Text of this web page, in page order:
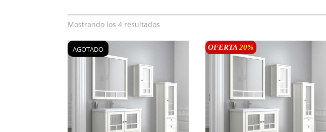
Mostrando los 4 resultados
AGOTADO OFERTA 20%